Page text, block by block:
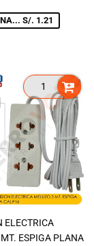
0.79
S/. 1.21
ELECTRICA
ESPIGA PLANA